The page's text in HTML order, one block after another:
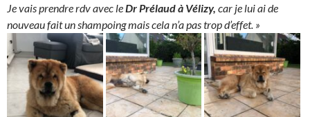
Je vais prendre rdv avec leDr Prélaud à Vélizy, car je lui ai de
nouveau fait un shampoing mais cela n’a pas trop d’effet. »